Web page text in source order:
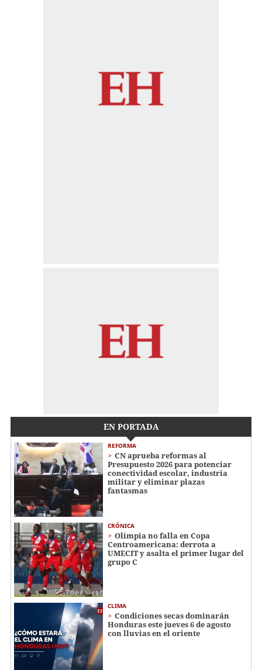
EN PORTADA
REFORMA
CN aprueba reformas al
Presupuesto 2026 para potenciar
conectividad escolar, industria
militar y eliminar plazas
fantasmas
CRÓNICA
Olimpia no falla en Copa
Centroamericana: derrota a
UMECIT y asalta el primer lugar del
grupo C
CLIMA
Condiciones secas dominarán
Honduras este jueves 6 de agosto
con lluvias en el oriente